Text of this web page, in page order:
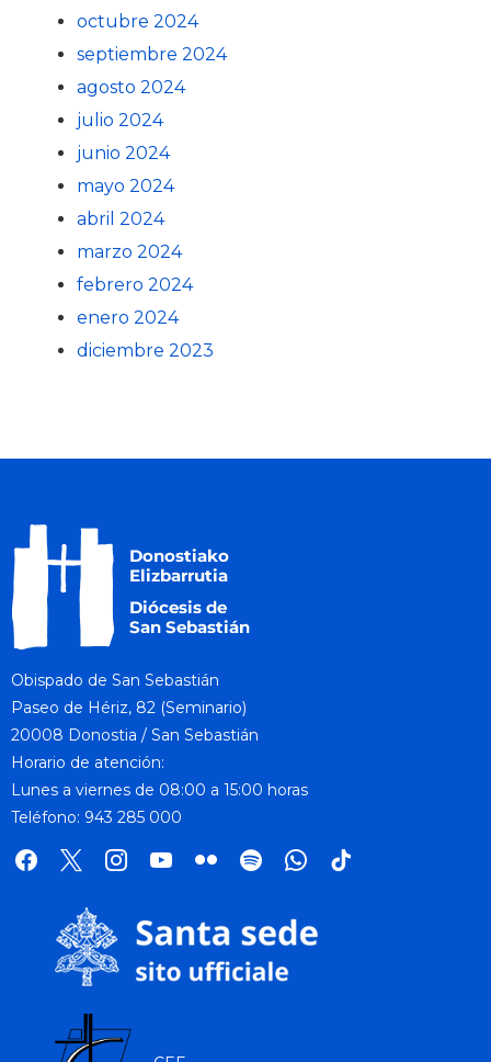
octubre 2024
septiembre 2024
agosto 2024
julio 2024
junio 2024
mayo 2024
abril 2024
marzo 2024
febrero 2024
enero 2024
diciembre 2023
Obispado de San Sebastián
Paseo de Hériz, 82 (Seminario)
20008 Donostia / San Sebastián
Horario de atención:
Lunes a viernes de 08:00 a 15:00 horas
Teléfono: 943 285 000
facebook
x instagramyoutube
flickr spotifywhatsapp
tik